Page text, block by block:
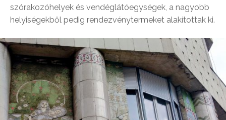
szórakozóhelyek és vendéglátóegységek, a nagyobb
helyiségekből pedig rendezvénytermeket alakítottak ki.